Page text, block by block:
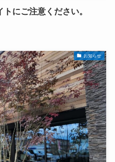
にご注意ください。
お知らせ